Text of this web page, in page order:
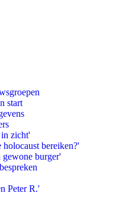
start
zicht'
bereiken?'
burger'
Peter R.'